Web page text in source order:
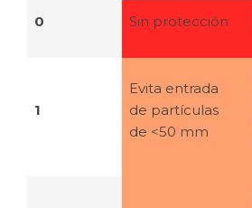
0 Sin protección
1
Evita entrada
de partículas
de <50 mm